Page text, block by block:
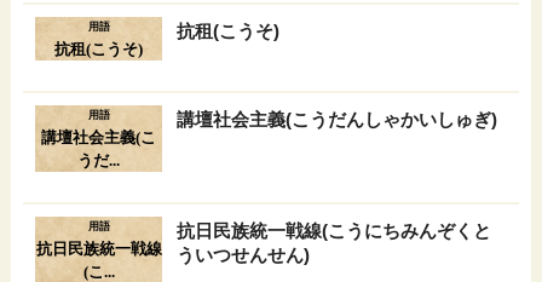
用語
抗租(こうそ)
抗租(こうそ)
用語
講壇社会主義(こ
うだ...
講壇社会主義(こうだんしゃかいしゅぎ)
用語
抗日民族統一戦線
(こ...
抗日民族統一戦線(こうにちみんぞくと
ういつせんせん)